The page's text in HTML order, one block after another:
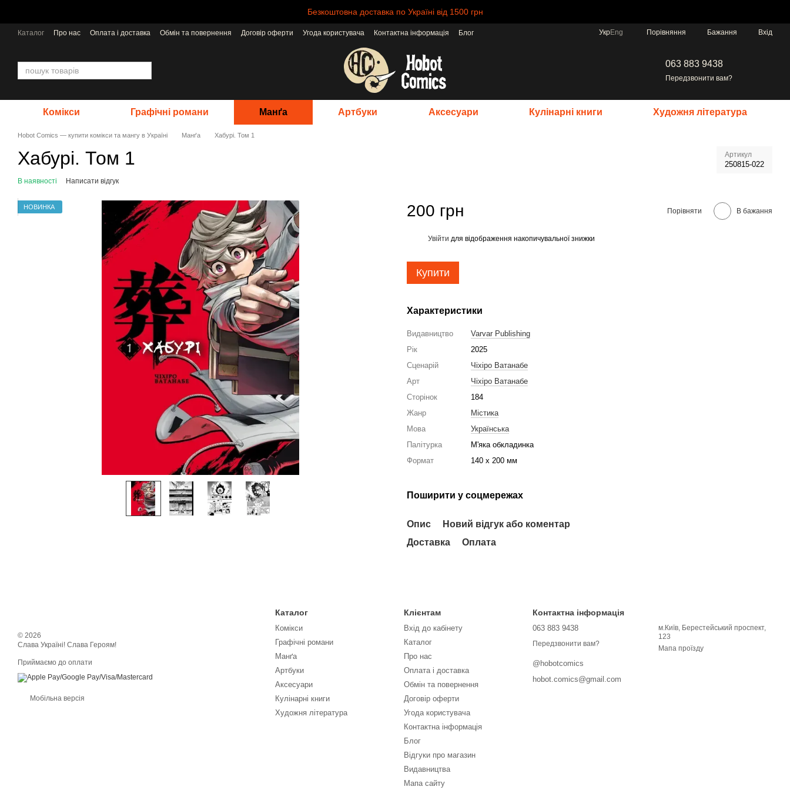
Безкоштовна доставка по Україні від 1500 грн
Каталог Про нас Оплата і доставка Обмін та повернення Договір оферти Угода користувача Контактна інформація
Блог
УкрEng Порівняння Бажання Вхід
063 883 9438
Передзвонити вам?
Комікси Графічні романи Манґа Артбуки Аксесуари Кулінарні книги Художня література
Hobot Comics — купити комікси та мангу в Україні Манґа Хабурі. Том 1
Хабурі. Том 1 Артикул
250815-022
В наявності Написати відгук
НОВИНКА 200 грн Порівняти В бажання
Увійти для відображення накопичувальної знижки
Купити
Характеристики
Видавництво
Varvar Publishing
Рік
2025
Сценарій
Чіхіро Ватанабе
Арт
Чіхіро Ватанабе
Сторінок
184
Жанр
Містика
Мова
Українська
Палітурка
М'яка обкладинка
Формат
140 x 200 мм
Поширити у соцмережах
Опис
Новий відгук або коментар
Доставка
Оплата
© 2026
Слава Україні! Слава Героям!
Приймаємо до оплати
Мобільна версія
Каталог
Комікси
Графічні романи
Манґа
Артбуки
Аксесуари
Кулінарні книги
Художня література
Клієнтам
Вхід до кабінету
Каталог
Про нас
Оплата і доставка
Обмін та повернення
Договір оферти
Угода користувача
Контактна інформація
Блог
Відгуки про магазин
Видавництва
Мапа сайту
Контактна інформація
063 883 9438
Передзвонити вам?
@hobotcomics
hobot.comics@gmail.com
м.Київ, Берестейський проспект,
123
Мапа проїзду